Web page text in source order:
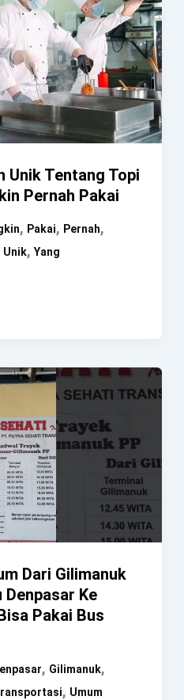
Unik Tentang Topi
Pernah Pakai
, Pakai, Pernah,
Unik, Yang
Dari Gilimanuk
Denpasar Ke
Pakai Bus
, Gilimanuk,
, Umum